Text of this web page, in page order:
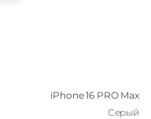
iPhone 16 PRO Max
Серый